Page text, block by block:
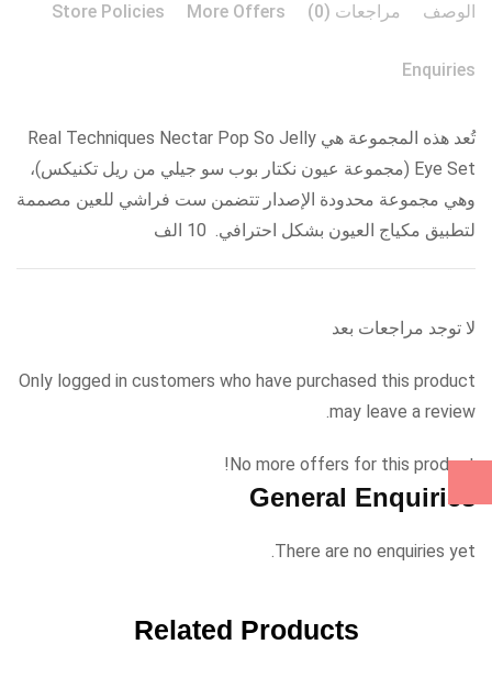
الوصف مراجعات (0) More Offers
Store Policies
Enquiries
تُعد هذه المجموعة هي Real Techniques Nectar Pop So Jelly
Eye Set (مجموعة عيون نكتار بوب سو جيلي من ريل تكنيكس)،
وهي مجموعة محدودة الإصدار تتضمن ست فراشي للعين مصممة
لتطبيق مكياج العيون بشكل احترافي. 10 الف
لا توجد مراجعات بعد
Only logged in customers who have purchased this product
may leave a review.
No more offers for this product!
General Enquiries
There are no enquiries yet.
Related Products